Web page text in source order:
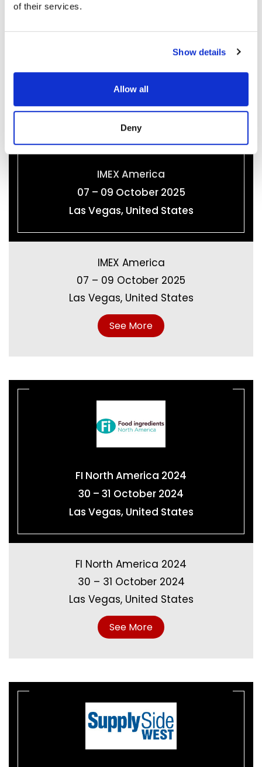
of their services.
Show details
Allow all
Deny
IMEX America
07 – 09 October 2025
Las Vegas, United States
IMEX America
07 – 09 October 2025
Las Vegas, United States
See More
FI North America 2024
30 – 31 October 2024
Las Vegas, United States
FI North America 2024
30 – 31 October 2024
Las Vegas, United States
See More